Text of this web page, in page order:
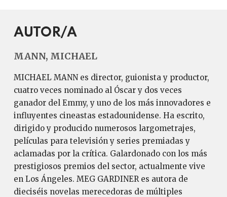
AUTOR/A
MANN, MICHAEL
MICHAEL MANN es director, guionista y productor,
cuatro veces nominado al Óscar y dos veces
ganador del Emmy, y uno de los más innovadores e
influyentes cineastas estadounidense. Ha escrito,
dirigido y producido numerosos largometrajes,
películas para televisión y series premiadas y
aclamadas por la crítica. Galardonado con los más
prestigiosos premios del sector, actualmente vive
en Los Ángeles. MEG GARDINER es autora de
dieciséis novelas merecedoras de múltiples